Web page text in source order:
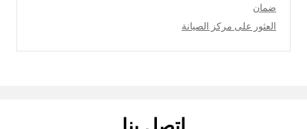
ضمان
العثور على مركز الصيانة